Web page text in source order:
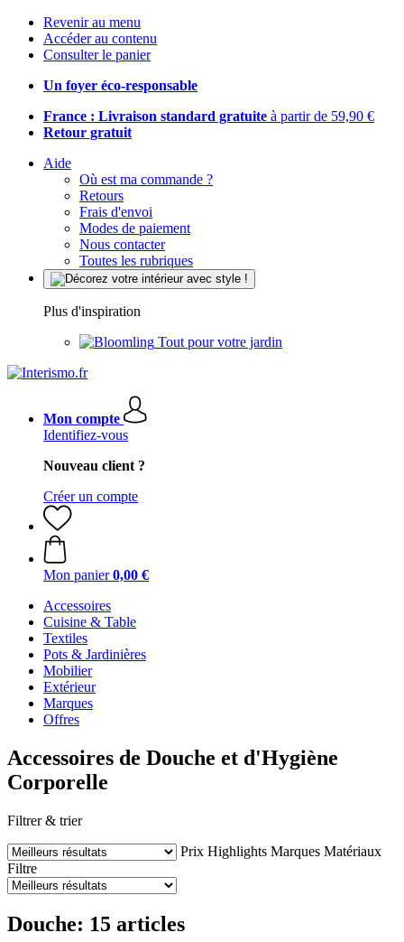
Revenir au menu
Accéder au contenu
Consulter le panier
Un foyer éco-responsable
France : Livraison standard gratuite à partir de 59,90 €
Retour gratuit
Aide
Où est ma commande ?
Retours
Frais d'envoi
Modes de paiement
Nous contacter
Toutes les rubriques
Plus d'inspiration
Tout pour votre jardin
Mon compte
Identifiez-vous
Nouveau client ?
Créer un compte
Mon panier 0,00 €
Accessoires
Cuisine & Table
Textiles
Pots & Jardinières
Mobilier
Extérieur
Marques
Offres
Accessoires de Douche et d'Hygiène
Corporelle
Filtrer & trier
Prix Highlights Marques Matériaux
Filtre
Douche: 15 articles